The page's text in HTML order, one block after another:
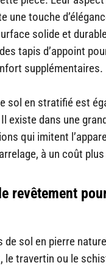
une touche
solide et
tapis d’appoint
supplémentaires.
sol en stratifié est
existe dans une
qui imitent
à un coût
revêtement
de sol en pierre
le travertin ou le